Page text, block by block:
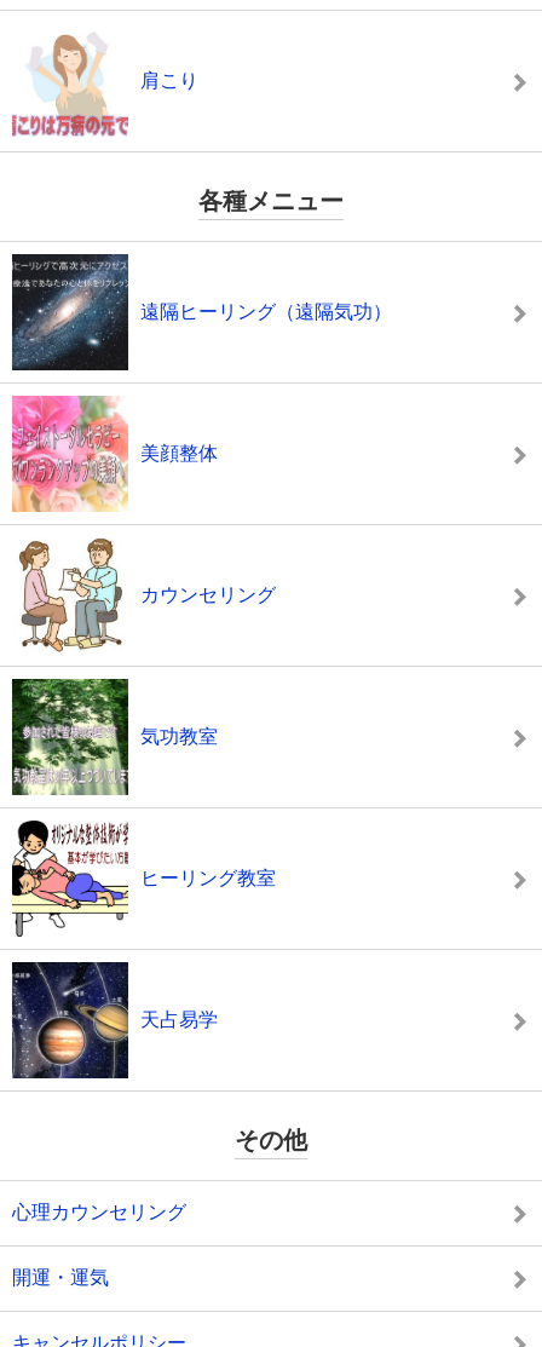
肩こり
各種メニュー
遠隔ヒーリング（遠隔気功）
美顔整体
カウンセリング
気功教室
ヒーリング教室
天占易学
その他
心理カウンセリング
開運・運気